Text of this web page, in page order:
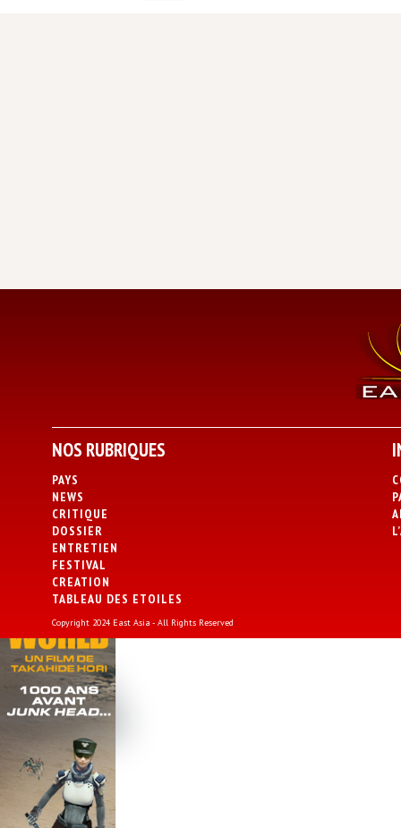
NOS RUBRIQUES
PAYS
NEWS
CRITIQUE
DOSSIER
ENTRETIEN
FESTIVAL
CREATION
TABLEAU DES ETOILES
Copyright 2024 East Asia - All Rights Reserved